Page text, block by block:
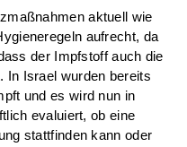
aktuell wie
aufrecht, da
der Impfstoff auch die
In Israel wurden bereits
und es wird nun in
evaluiert, ob eine
stattfinden kann oder